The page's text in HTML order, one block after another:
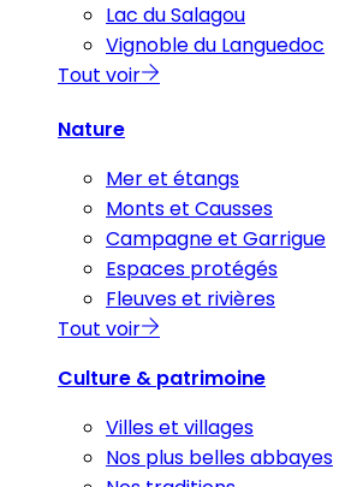
Lac du Salagou
Vignoble du Languedoc
Tout voir
Nature
Mer et étangs
Monts et Causses
Campagne et Garrigue
Espaces protégés
Fleuves et rivières
Tout voir
Culture & patrimoine
Villes et villages
Nos plus belles abbayes